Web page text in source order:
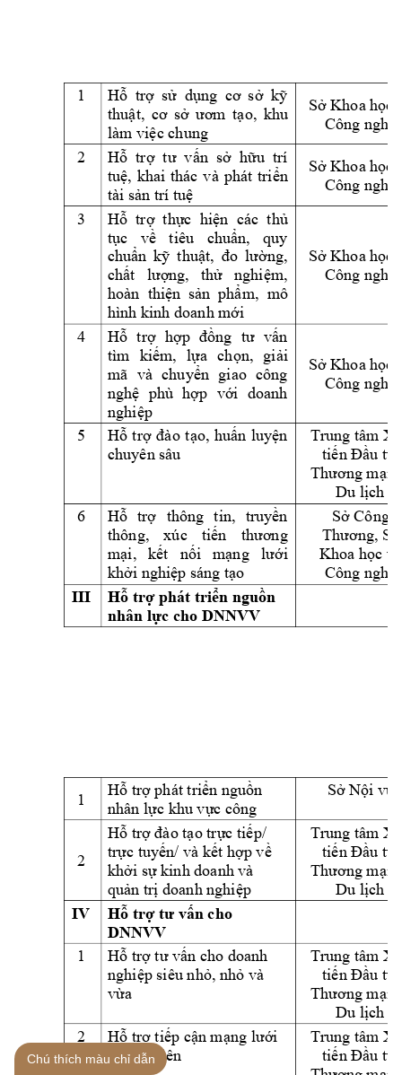
1 Hỗ trợ sử dụng cơ sở kỹ
thuật, cơ sở ươm tạo, khu
làm việc chung
Sở Khoa học
Công nghệ
2
Hỗ  trợ  tư  vấn  sở  hữu  trí
tuệ, khai thác và phát triển
tài sản trí tuệ
Sở Khoa học
Công nghệ
3 Hỗ  trợ  thực  hiện các  thủ
tục
về tiêu chuẩn,
quy
chuẩn kỹ thuật, đo lường,
chất
lượng, thử
nghiệm,
hoàn  thiện sản  phẩm,  mô
hình kinh doanh mới
Sở Khoa học
Công nghệ
4 Hỗ trợ hợp đồng tư vấn
tìm
kiếm, lựa chọn, giải
mã và chuyển giao công
nghệ phù hợp với doanh
nghiệp
Sở Khoa học
Công nghệ
5 Hỗ trợ đào tạo, huấn luyện
chuyên sâu
Trung tâm
tiến Đầu
Thương mại
Du lịch
6 Hỗ trợ thông tin, truyền
thông,
xúc tiến
thương
mại,
kết nối mạng
lưới
khởi nghiệp sáng tạo
Sở Công
Thương,
Khoa học
Công nghệ
III Hỗ trợ phát triển nguồn
nhân lực cho DNNVV
1 Hỗ trợ phát triển nguồn
nhân lực khu vực công
Sở Nội vụ
2
Hỗ trợ đào tạo trực tiếp/
trực tuyến/ và kết hợp về
khởi sự kinh doanh và
quản trị doanh nghiệp
Trung tâm
tiến Đầu
Thương mại
Du lịch
IV Hỗ trợ tư vấn cho
DNNVV
1
Hỗ trợ tư vấn cho doanh
nghiệp siêu nhỏ, nhỏ và
vừa
Trung tâm
tiến Đầu
Thương mại
Du lịch
2
Hỗ trợ tiếp cận mạng lưới
tư vấn viên
Trung tâm
tiến Đầu
Chú thích màu chỉ dẫn